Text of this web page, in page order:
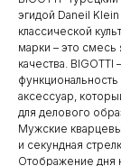
эгидой Daneil
классической
марки – это смесь
качества. BIGOTTI
аксессуар,
для делового
Мужские
и секундная
Отображение дня